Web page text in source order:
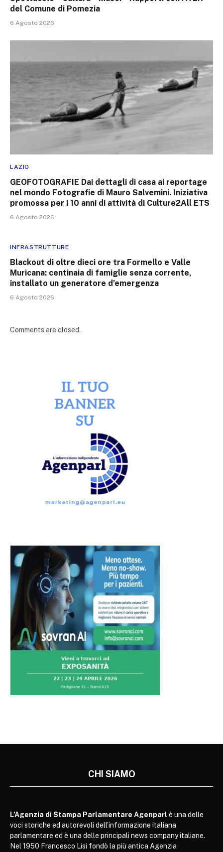
del Comune di Pomezia
6 Agosto 2026
LAZIO
GEOFOTOGRAFIE Dai dettagli di casa ai reportage
nel mondo Fotografie di Mauro Salvemini. Iniziativa
promossa per i 10 anni di attività di Culture2All ETS
6 Agosto 2026
INFRASTRUTTURE
Blackout di oltre dieci ore tra Formello e Valle
Muricana: centinaia di famiglie senza corrente,
installato un generatore d’emergenza
6 Agosto 2026
Comments are closed.
CHI SIAMO
L’Agenzia di Stampa Parlamentare Agenparl è una delle
voci storiche ed autorevoli dell’informazione italiana
parlamentare ed è una delle principali news company italiane.
Nel 1950 Francesco Lisi fondò la più antica Agenzia